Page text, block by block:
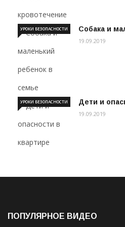
Собака и
УРОКИ БЕЗОПАСНОСТИ
19.09.2019
Дети и
УРОКИ БЕЗОПАСНОСТИ
19.09.2019
ПОПУЛЯРНОЕ ВИДЕО